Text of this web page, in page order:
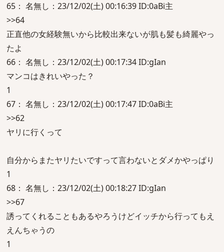
65： 名無し：23/12/02(土) 00:16:39 ID:0aBi主
>>64
正直他の女経験無いから比較出来ないが肌も髪も綺麗やっ
たよ
66： 名無し：23/12/02(土) 00:17:34 ID:gIan
マンコはきれいやった？
1
67： 名無し：23/12/02(土) 00:17:47 ID:0aBi主
>>62
ヤリに行くって
自分からまたヤリたいですって言わないとダメかやっぱり
1
68： 名無し：23/12/02(土) 00:18:27 ID:gIan
>>67
誘ってくれることもあるやろうけどイッチから行ってもえ
えんちゃうの
1